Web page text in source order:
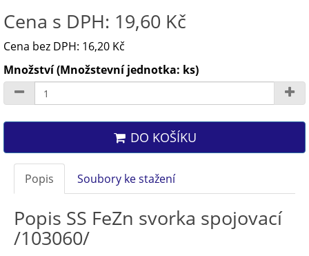
Cena s DPH: 19,60 Kč
Cena bez DPH: 16,20 Kč
Množství (Množstevní jednotka: ks)
DO KOŠÍKU
Popis Soubory ke stažení
Popis SS FeZn svorka spojovací
/103060/